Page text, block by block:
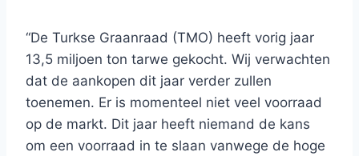
“De Turkse Graanraad (TMO) heeft vorig jaar
13,5 miljoen ton tarwe gekocht. Wij verwachten
dat de aankopen dit jaar verder zullen
toenemen. Er is momenteel niet veel voorraad
op de markt. Dit jaar heeft niemand de kans
om een ​​voorraad in te slaan vanwege de hoge